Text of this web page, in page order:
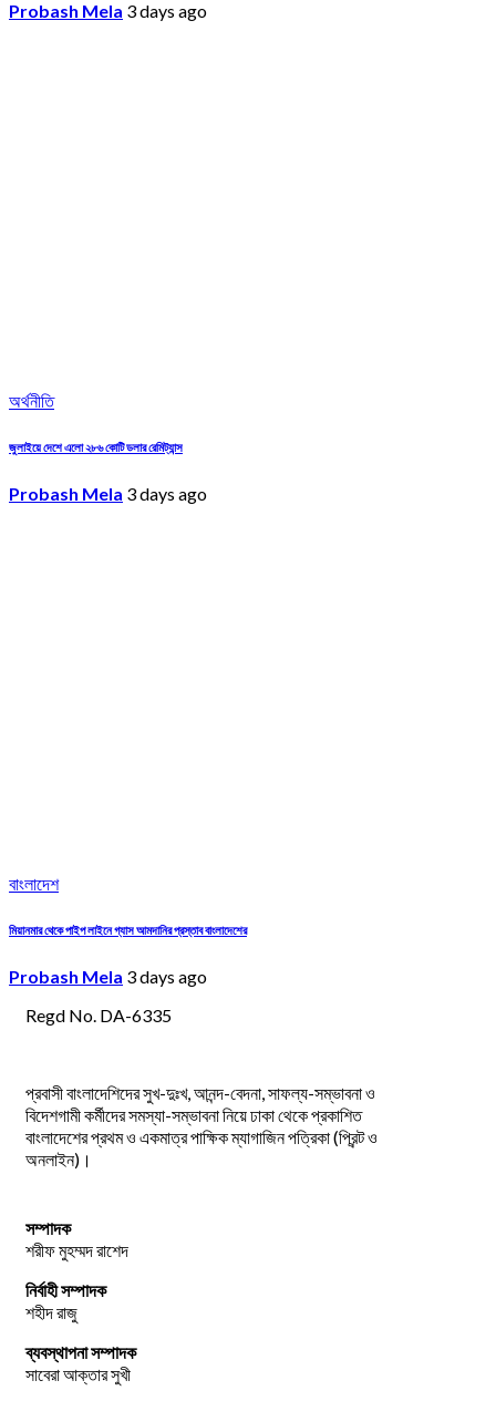
Probash Mela 3 days ago
অর্থনীতি
জুলাইয়ে দেশে এলো ২৮৬ কোটি ডলার রেমিট্যান্স
Probash Mela 3 days ago
বাংলাদেশ
মিয়ানমার থেকে পাইপ লাইনে গ্যাস আমদানির প্রস্তাব বাংলাদেশের
Probash Mela 3 days ago
Regd No. DA-6335
প্রবাসী বাংলাদেশিদের সুখ-দুঃখ, আনন্দ-বেদনা, সাফল্য-সম্ভাবনা ও
বিদেশগামী কর্মীদের সমস্যা-সম্ভাবনা নিয়ে ঢাকা থেকে প্রকাশিত
বাংলাদেশের প্রথম ও একমাত্র পাক্ষিক ম্যাগাজিন পত্রিকা (প্রিন্ট ও
অনলাইন)।
সম্পাদক
শরীফ মুহম্মদ রাশেদ
নির্বাহী সম্পাদক
শহীদ রাজু
ব্যবস্থাপনা সম্পাদক
সাবেরা আক্তার সুখী